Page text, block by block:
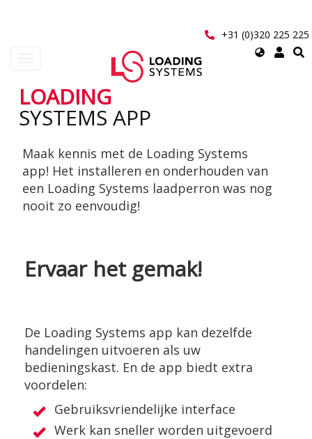
+31 (0)320 225 225
Select
User
menu
LOADING
SYSTEMS APP
Maak kennis met de Loading Systems
app! Het installeren en onderhouden van
een Loading Systems laadperron was nog
nooit zo eenvoudig!
Ervaar het gemak!
De Loading Systems app kan dezelfde
handelingen uitvoeren als uw
bedieningskast. En de app biedt extra
voordelen:
Gebruiksvriendelijke interface
Werk kan sneller worden uitgevoerd